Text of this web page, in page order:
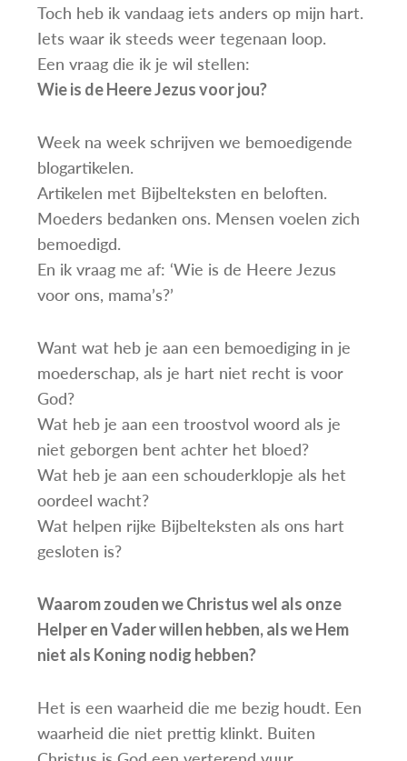
Toch heb ik vandaag iets anders op mijn hart.
Iets waar ik steeds weer tegenaan loop.
Een vraag die ik je wil stellen:
Wie is de Heere Jezus voor jou?
Week na week schrijven we bemoedigende
blogartikelen.
Artikelen met Bijbelteksten en beloften.
Moeders bedanken ons. Mensen voelen zich
bemoedigd.
En ik vraag me af: ‘Wie is de Heere Jezus
voor ons, mama’s?’
Want wat heb je aan een bemoediging in je
moederschap, als je hart niet recht is voor
God?
Wat heb je aan een troostvol woord als je
niet geborgen bent achter het bloed?
Wat heb je aan een schouderklopje als het
oordeel wacht?
Wat helpen rijke Bijbelteksten als ons hart
gesloten is?
Waarom zouden we Christus wel als onze
Helper en Vader willen hebben, als we Hem
niet als Koning nodig hebben?
Het is een waarheid die me bezig houdt. Een
waarheid die niet prettig klinkt. Buiten